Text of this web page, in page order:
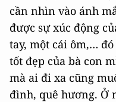
cần nhìn vào ánh
được sự xúc động
tay, một cái ôm,…
tốt đẹp của bà con
mà ai đi xa cũng
đình, quê hương. Ở